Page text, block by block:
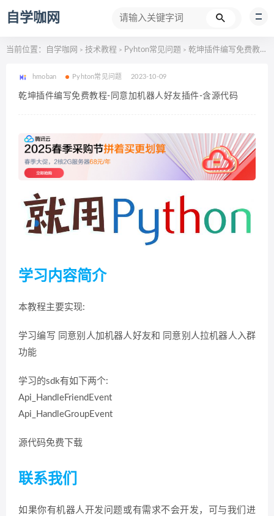
自学咖网
当前位置： 自学咖网 > 技术教程 > Pyhton常见问题 > 乾坤插件编写免费教程-同意加机器人好友插件-含源代码
hmoban Pyhton常见问题 2023-10-09
乾坤插件编写免费教程-同意加机器人好友插件-含源代码
学习内容简介
本教程主要实现:
学习编写 同意别人加机器人好友和 同意别人拉机器人入群
功能
学习的sdk有如下两个:
Api_HandleFriendEvent
Api_HandleGroupEvent
源代码免费下载
联系我们
如果你有机器人开发问题或有需求不会开发，可与我们进